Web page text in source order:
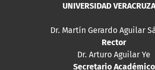
UNIVERSIDAD
Dr. Martín Gerardo Aguilar
Rector
Dr. Arturo Aguilar Ye
Secretario Académico